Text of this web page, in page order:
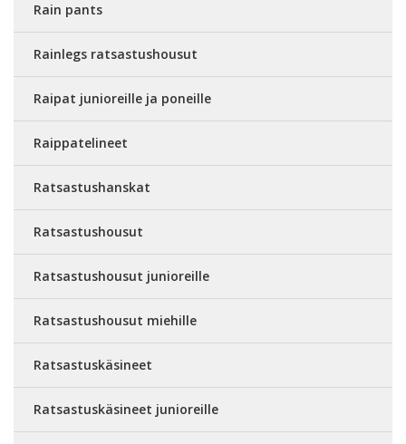
Rain pants
Rainlegs ratsastushousut
Raipat junioreille ja poneille
Raippatelineet
Ratsastushanskat
Ratsastushousut
Ratsastushousut junioreille
Ratsastushousut miehille
Ratsastuskäsineet
Ratsastuskäsineet junioreille